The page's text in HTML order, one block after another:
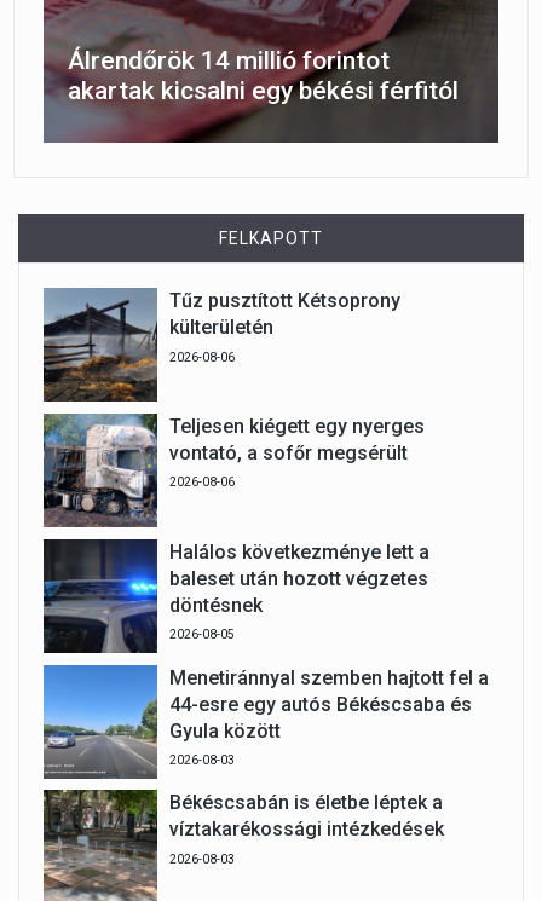
Álrendőrök 14 millió forintot
akartak kicsalni egy békési férfitól
FELKAPOTT
Tűz pusztított Kétsoprony
külterületén
2026-08-06
Teljesen kiégett egy nyerges
vontató, a sofőr megsérült
2026-08-06
Halálos következménye lett a
baleset után hozott végzetes
döntésnek
2026-08-05
Menetiránnyal szemben hajtott fel a
44-esre egy autós Békéscsaba és
Gyula között
2026-08-03
Békéscsabán is életbe léptek a
víztakarékossági intézkedések
2026-08-03